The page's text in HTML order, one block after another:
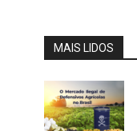
MAIS LIDOS